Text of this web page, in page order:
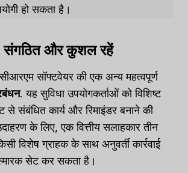
हो सकता है।
संगठित और कुशल रहें
सीआरएम सॉफ्टवेयर की एक अन्य महत्वपूर्ण
. यह सुविधा उपयोगकर्ताओं को विशिष्ट
से संबंधित कार्य और रिमाइंडर बनाने की
के लिए, एक वित्तीय सलाहकार तीन
विशेष ग्राहक के साथ अनुवर्ती कार्रवाई
सेट कर सकता है।